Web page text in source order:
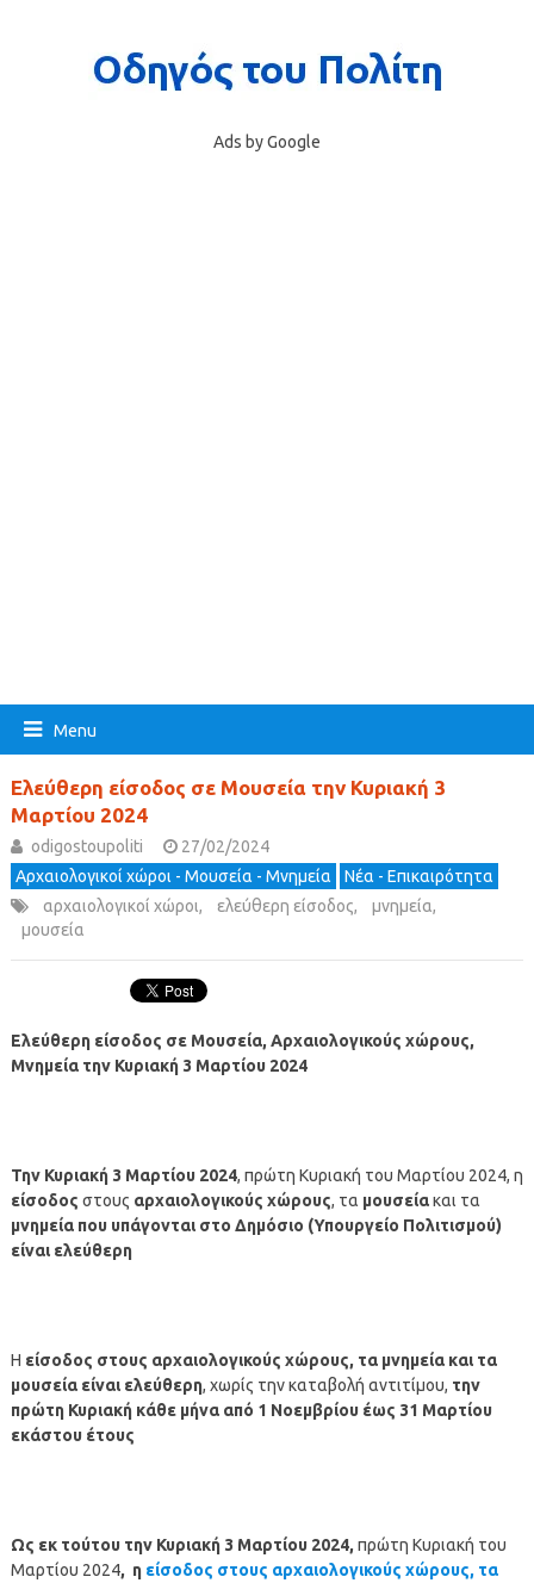
Ads by Google
Menu
Ελεύθερη είσοδος σε Μουσεία την Κυριακή 3
Μαρτίου 2024
odigostoupoliti
27/02/2024
Αρχαιολογικοί χώροι - Μουσεία - Μνημεία
Νέα - Επικαιρότητα
αρχαιολογικοί χώροι, ελεύθερη είσοδος, μνημεία,
μουσεία
Ελεύθερη είσοδος σε Μουσεία, Αρχαιολογικούς χώρους,
Μνημεία την Κυριακή 3 Μαρτίου 2024
Την Κυριακή 3 Μαρτίου2024, πρώτη Κυριακή του Μαρτίου 2024, η
είσοδος στους αρχαιολογικούς χώρους, τα μουσείακαι τα
μνημεία που υπάγονται στο Δημόσιο (Υπουργείο Πολιτισμού)
είναι ελεύθερη
Η είσοδος στους αρχαιολογικούς χώρους, τα μνημεία και τα
μουσεία είναι ελεύθερη, χωρίς την καταβολή αντιτίμου, την
πρώτη Κυριακή κάθε μήνα από 1 Νοεμβρίου έως 31 Μαρτίου
εκάστου έτους
Ως εκ τούτου την Κυριακή 3 Μαρτίου2024, πρώτη Κυριακή του
Μαρτίου 2024, η είσοδος στους αρχαιολογικούς χώρους, τα